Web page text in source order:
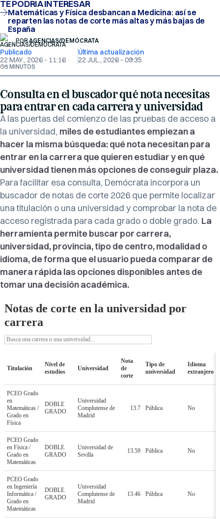
TE PODRÍA INTERESAR
Matemáticas y Física desbancan a Medicina: así se
reparten las notas de corte más altas y más bajas de
España
PORAGENCIAS/DEMÓCRATA
Publicado
22 MAY., 2026 - 11:16
Última actualización
22 JUL., 2026 - 09:35
5 MINUTOS
Consulta en el buscador qué nota necesitas
para entrar en cada carrera y universidad
A las puertas del comienzo de las pruebas de acceso a
la universidad, miles de estudiantes empiezan a
hacer la misma búsqueda: qué nota necesitan para
entrar en la carrera que quieren estudiar y en qué
universidad tienen más opciones de conseguir plaza.
Para facilitar esa consulta, Demócrata incorpora un
buscador de notas de corte 2026 que permite localizar
una titulación o una universidad y comprobar la nota de
acceso registrada para cada grado o doble grado. La
herramienta permite buscar por carrera,
universidad, provincia, tipo de centro, modalidad o
idioma, de forma que el usuario pueda comparar de
manera rápida las opciones disponibles antes de
tomar una decisión académica.